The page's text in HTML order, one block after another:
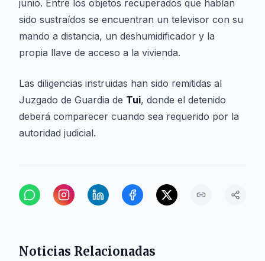
junio. Entre los objetos recuperados que habían
sido sustraídos se encuentran un televisor con su
mando a distancia, un deshumidificador y la
propia llave de acceso a la vivienda.
Las diligencias instruidas han sido remitidas al
Juzgado de Guardia de Tui, donde el detenido
deberá comparecer cuando sea requerido por la
autoridad judicial.
Noticias Relacionadas